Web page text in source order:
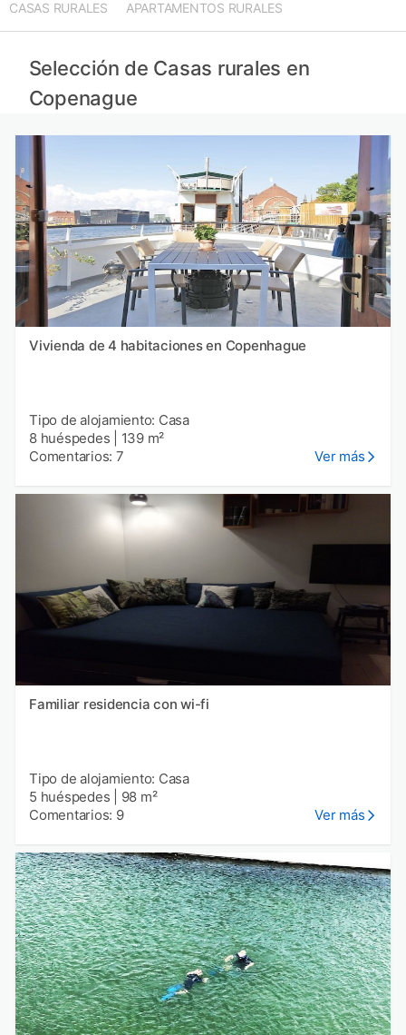
CASAS RURALES APARTAMENTOS RURALES
Selección de Casas rurales en
Copenague
Vivienda de 4 habitaciones en Copenhague
Tipo de alojamiento: Casa
8 huéspedes
139 m²
Comentarios: 7
Ver más
Familiar residencia con wi-fi
Tipo de alojamiento: Casa
5 huéspedes
98 m²
Comentarios: 9
Ver más